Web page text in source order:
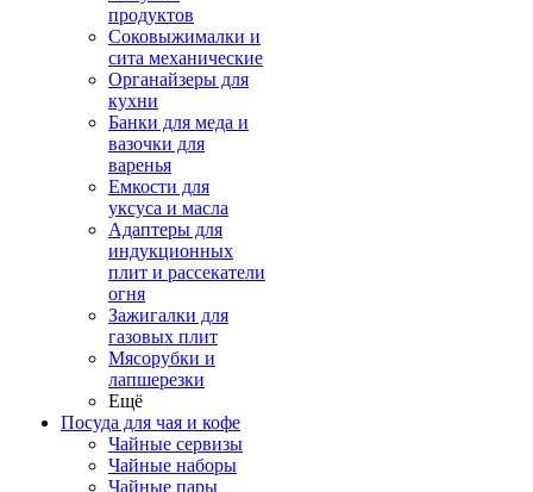
продуктов
Соковыжималки и
сита механические
Органайзеры для
кухни
Банки для меда и
вазочки для
варенья
Емкости для
уксуса и масла
Адаптеры для
индукционных
плит и рассекатели
огня
Зажигалки для
газовых плит
Мясорубки и
лапшерезки
Ещё
Посуда для чая и кофе
Чайные сервизы
Чайные наборы
Чайные пары